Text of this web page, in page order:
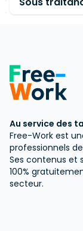
Au service des
Free-Work est
professionnels
Ses contenus et
100%
secteur.